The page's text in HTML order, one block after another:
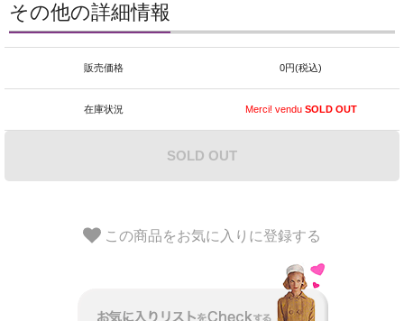
その他の詳細情報
販売価格 0円(税込)
在庫状況 Merci! venduSOLD OUT
SOLD OUT
この商品をお気に入りに登録する